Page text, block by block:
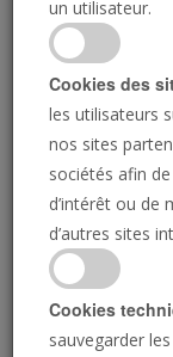
un utilisateur.
Cookies des
les utilisateurs
nos sites
sociétés afin
d’intérêt ou de
d’autres sites
Cookies
sauvegarder